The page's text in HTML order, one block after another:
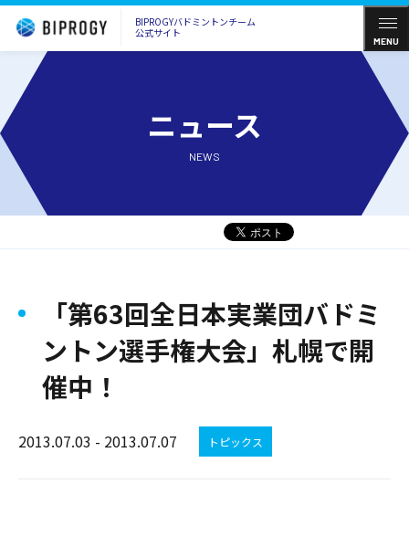
BIPROGYバドミントンチーム
公式サイト
MENU
ニュース
NEWS
「第63回全日本実業団バドミ
ントン選手権大会」札幌で開
催中！
2013.07.03 - 2013.07.07 トピックス